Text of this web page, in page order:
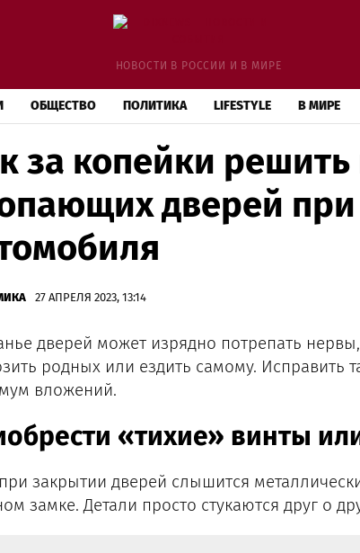
НОВОСТИ В РОССИИ И В МИРЕ
ОБЩЕСТВО ПОЛИТИКА LIFESTYLE В МИРЕ
за копейки
дверей
27 АПРЕЛЯ 2023, 13:14
дверей может изрядно потрепать
родных или ездить самому.
вложений.
«тихие» винты
закрытии дверей слышится
замке. Детали просто стукаются друг о